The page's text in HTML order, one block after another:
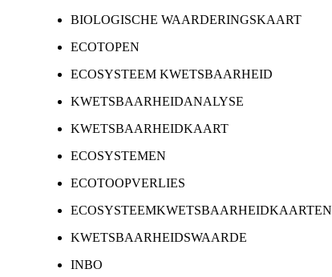
BIOLOGISCHE WAARDERINGSKAART
ECOTOPEN
ECOSYSTEEM KWETSBAARHEID
KWETSBAARHEIDANALYSE
KWETSBAARHEIDKAART
ECOSYSTEMEN
ECOTOOPVERLIES
ECOSYSTEEMKWETSBAARHEIDKAARTEN
KWETSBAARHEIDSWAARDE
INBO